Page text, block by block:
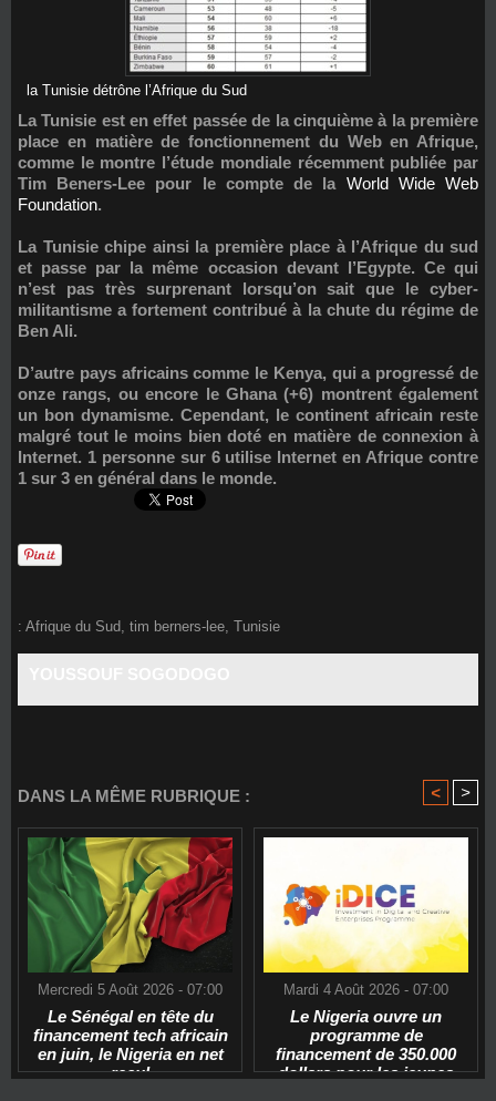
la Tunisie détrône l’Afrique du Sud
La Tunisie est en effet passée de la cinquième à la première
place en matière de fonctionnement du Web en Afrique,
comme le montre l’étude mondiale récemment publiée par
Tim Beners-Lee pour le compte de la World Wide Web
Foundation.
La Tunisie chipe ainsi la première place à l’Afrique du sud
et passe par la même occasion devant l’Egypte. Ce qui
n’est pas très surprenant lorsqu’on sait que le cyber-
militantisme a fortement contribué à la chute du régime de
Ben Ali.
D’autre pays africains comme le Kenya, qui a progressé de
onze rangs, ou encore le Ghana (+6) montrent également
un bon dynamisme. Cependant, le continent africain reste
malgré tout le moins bien doté en matière de connexion à
Internet. 1 personne sur 6 utilise Internet en Afrique contre
1 sur 3 en général dans le monde.
: Afrique du Sud, tim berners-lee, Tunisie
DANS LA MÊME RUBRIQUE : < >
Mercredi 5 Août 2026 - 07:00
Le Sénégal en tête du
financement tech africain
en juin, le Nigeria en net
recul
Mardi 4 Août 2026 - 07:00
Le Nigeria ouvre un
programme de
financement de 350.000
dollars pour les jeunes